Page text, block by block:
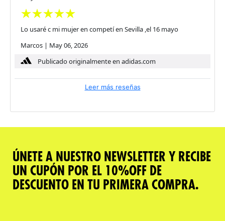
Lo usaré c mi mujer en competí en Sevilla ,el 16 mayo
Marcos | May 06, 2026
Publicado originalmente en adidas.com
Leer más reseñas
ÚNETE A NUESTRO NEWSLETTER Y RECIBE
UN CUPÓN POR EL 10%OFF DE
DESCUENTO EN TU PRIMERA COMPRA.